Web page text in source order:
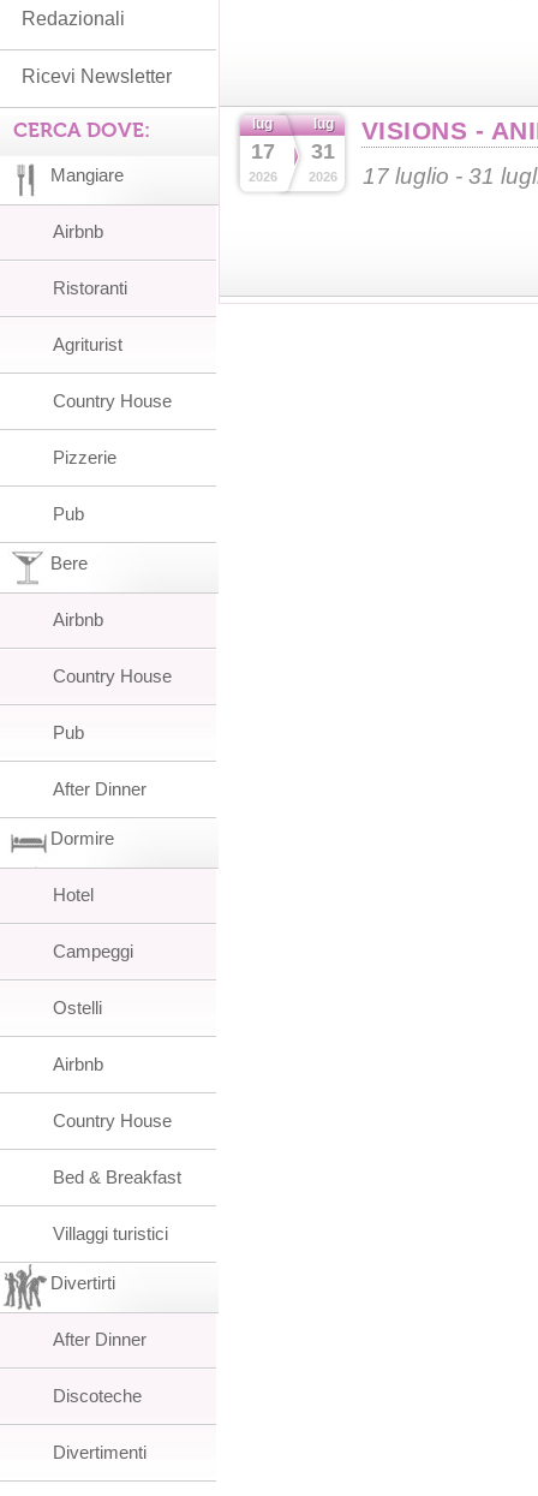
lug
17
2026
lug
31
2026
VISIONS -
17 luglio - 31
Redazionali
Ricevi Newsletter
CERCA DOVE:
Mangiare
Airbnb
Ristoranti
Agriturist
Country House
Pizzerie
Pub
Bere
Airbnb
Country House
Pub
After Dinner
Dormire
Hotel
Campeggi
Ostelli
Airbnb
Country House
Bed & Breakfast
Villaggi turistici
Divertirti
After Dinner
Discoteche
Divertimenti